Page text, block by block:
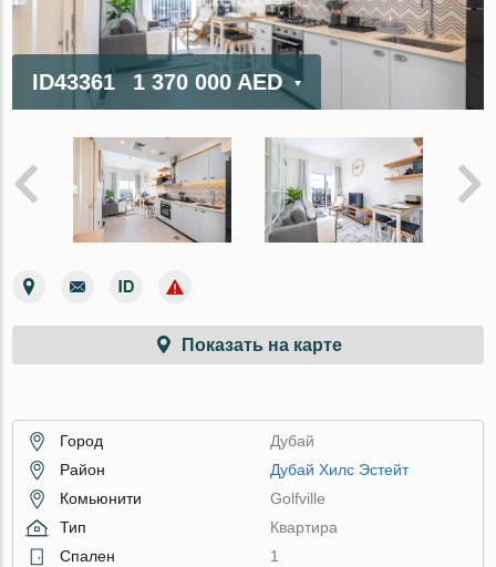
ID43361 1 370 000 AED
Показать на карте
Город
Дубай
Район
Дубай Хилс Эстейт
Комьюнити
Golfville
Тип
Квартира
Спален
1